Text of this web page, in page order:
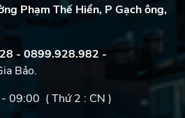
Phạm Thế Hiển, P Gạch ông,
- 0899.928.982 -
Bảo.
09:00 ( Thứ 2 : CN )